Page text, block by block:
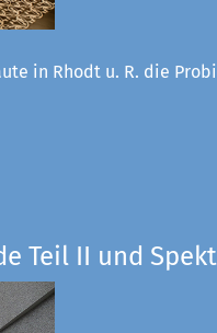
in Rhodt u. R. die
Teil II und